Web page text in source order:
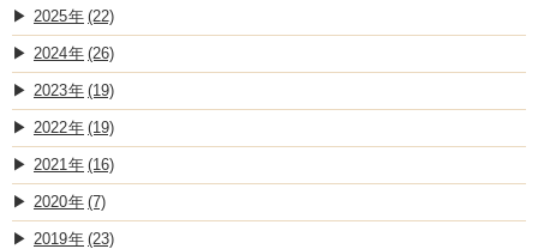
2025 (22)
2024 (26)
2023 (19)
2022 (19)
2021 (16)
2020 (7)
2019 (23)